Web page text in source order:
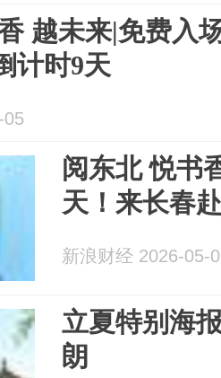
越未来|免费入
计时9天
05
阅东北 悦书
天！来长春
新浪财经 2026-05-
立夏特别海
朗